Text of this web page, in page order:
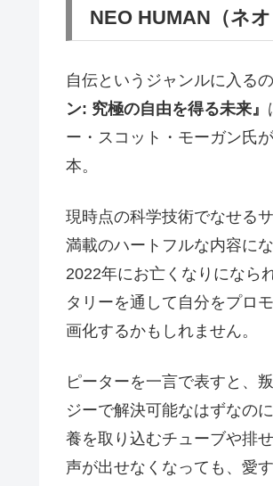
NEO HUMAN（ネオ
自伝というジャンルに入る
ン: 究極の自由を得る未来』
ー・スコット・モーガン氏
本。
現時点の科学技術でなせる
満載のハートフルな内容に
2022年にお亡くなりになら
タリーを通して自分をプロ
画化するかもしれません。
ピーターを一言で表すと、
ジーで解決可能なはずなの
養を取り込むチューブや排
声が出せなくなっても、愛